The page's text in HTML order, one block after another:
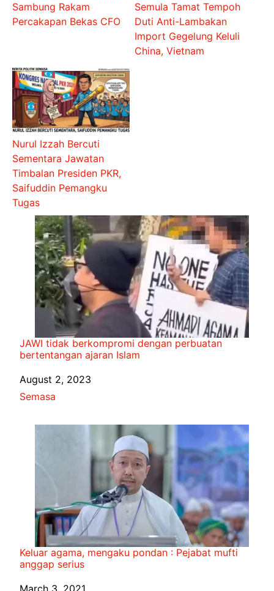
Sambung Rakam
Percakapan Bekas CFO
Semula Tamat Tempoh
Duti Anti-Lambakan
Import Gegelung Keluli
China, Vietnam
Nurul Izzah Bercuti
Sementara Jawatan
Timbalan Presiden PKR,
Saifuddin Pemangku
Tugas
JAWI tidak berkompromi dengan perbuatan
bertentangan ajaran Islam
Date
August 2, 2023
In relation to
Semasa
Keluar agama, mengaku pondan : Pejabat mufti
anggap serius
Date
March 3, 2021